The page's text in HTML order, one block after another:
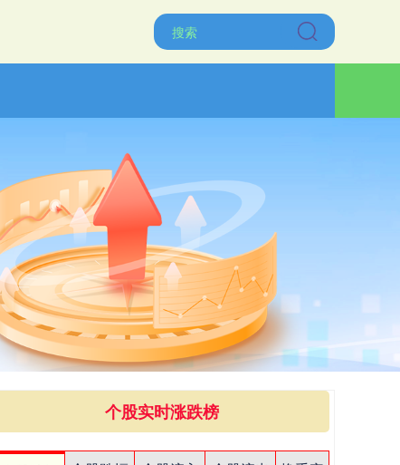
个股实时涨跌榜